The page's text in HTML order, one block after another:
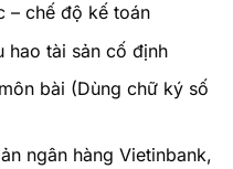
– chế độ kế toán
hao tài sản cố định
bài (Dùng chữ ký số
ngân hàng Vietinbank,